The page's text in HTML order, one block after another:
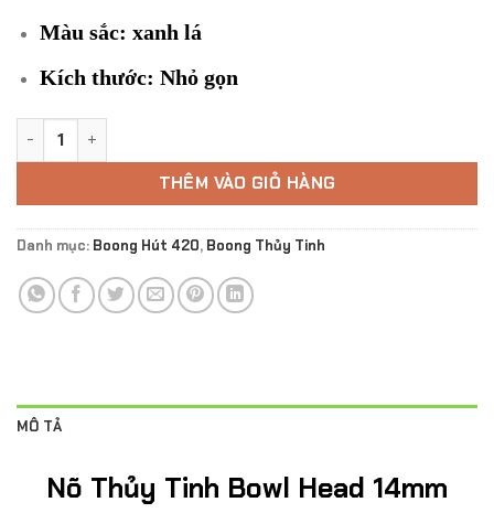
Màu sắc: xanh lá
Kích thước: Nhỏ gọn
Nõ Thủy Tinh Bowl Head 14mm số lượng
THÊM VÀO GIỎ HÀNG
Danh mục: Boong Hút 420, Boong Thủy Tinh
MÔ TẢ
Nõ Thủy Tinh Bowl Head 14mm